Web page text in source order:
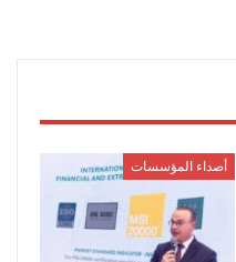
أصداء المؤسسات